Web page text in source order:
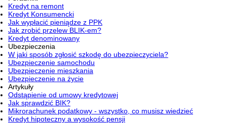
Kredyt na remont
Kredyt Konsumencki
Jak wypłacić pieniądze z PPK
Jak zrobić przelew BLIK-em?
Kredyt denominowany
Ubezpieczenia
W jaki sposób zgłosić szkodę do ubezpieczyciela?
Ubezpieczenie samochodu
Ubezpieczenie mieszkania
Ubezpieczenie na życie
Artykuły
Odstąpienie od umowy kredytowej
Jak sprawdzić BIK?
Mikrorachunek podatkowy - wszystko, co musisz wiedzieć
Kredyt hipoteczny a wysokość pensji